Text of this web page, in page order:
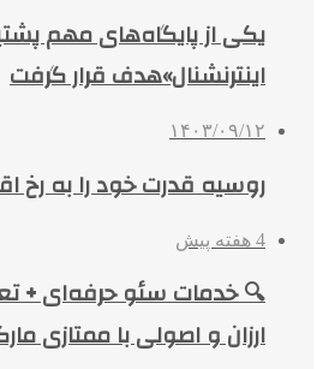
یکی از پایگاه‌های مهم
اینترنشنال»هدف قرار گرفت
۱۴۰۳/۰۹/۱۲
روسیه قدرت خود را به رخ
4 هفته پیش
ارزان و اصولی با ممتازی